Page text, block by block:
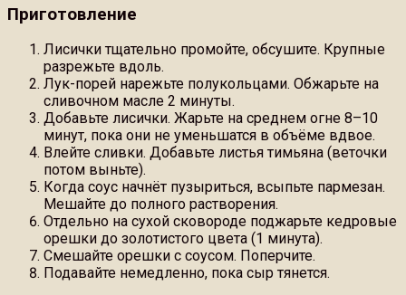
Приготовление
Лисички тщательно промойте, обсушите. Крупные
разрежьте вдоль.
Лук-порей нарежьте полукольцами. Обжарьте на
сливочном масле 2 минуты.
Добавьте лисички. Жарьте на среднем огне 8–10
минут, пока они не уменьшатся в объёме вдвое.
Влейте сливки. Добавьте листья тимьяна (веточки
потом выньте).
Когда соус начнёт пузыриться, всыпьте пармезан.
Мешайте до полного растворения.
Отдельно на сухой сковороде поджарьте кедровые
орешки до золотистого цвета (1 минута).
Смешайте орешки с соусом. Поперчите.
Подавайте немедленно, пока сыр тянется.